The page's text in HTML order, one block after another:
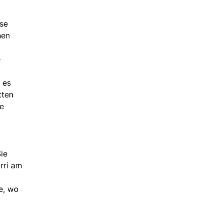
es
am
wo